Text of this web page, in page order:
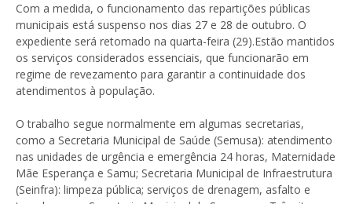
Com a medida, o funcionamento das repartições públicas
municipais está suspenso nos dias 27 e 28 de outubro. O
expediente será retomado na quarta-feira (29).Estão mantidos
os serviços considerados essenciais, que funcionarão em
regime de revezamento para garantir a continuidade dos
atendimentos à população.
O trabalho segue normalmente em algumas secretarias,
como a Secretaria Municipal de Saúde (Semusa): atendimento
nas unidades de urgência e emergência 24 horas, Maternidade
Mãe Esperança e Samu; Secretaria Municipal de Infraestrutura
(Seinfra): limpeza pública; serviços de drenagem, asfalto e